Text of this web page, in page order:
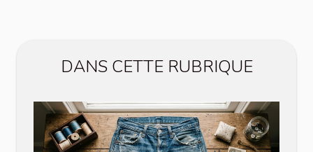
DANS CETTE RUBRIQUE